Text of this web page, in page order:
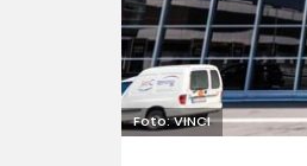
Foto: VINCI